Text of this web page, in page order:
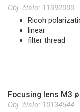
Obj. číslo: 11092000
Ricoh
linear
filter thread
Focusing lens M3
Obj. číslo: 10134544